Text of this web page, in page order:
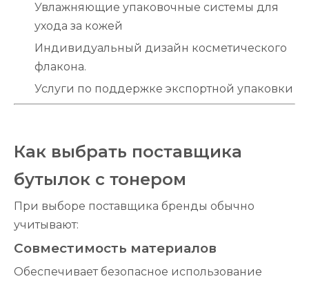
Увлажняющие упаковочные системы для
ухода за кожей
Индивидуальный дизайн косметического
флакона.
Услуги по поддержке экспортной упаковки
Как выбрать поставщика
бутылок с тонером
При выборе поставщика бренды обычно
учитывают:
Совместимость материалов
Обеспечивает безопасное использование